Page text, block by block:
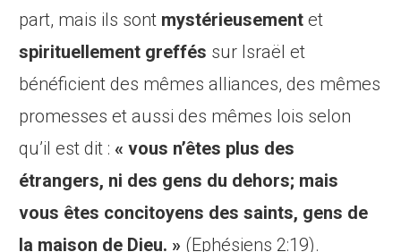
part, mais ils sont mystérieusement et
spirituellement greffés sur Israël et
bénéficient des mêmes alliances, des mêmes
promesses et aussi des mêmes lois selon
qu’il est dit :« vous n’êtes plus des
étrangers, ni des gens du dehors; mais
vous êtes concitoyens des saints, gens de
la maison de Dieu. » (Ephésiens 2:19).